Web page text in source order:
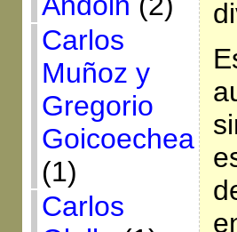
Carlos
Muñoz y
Gregorio
Goicoechea
(1)
Carlos